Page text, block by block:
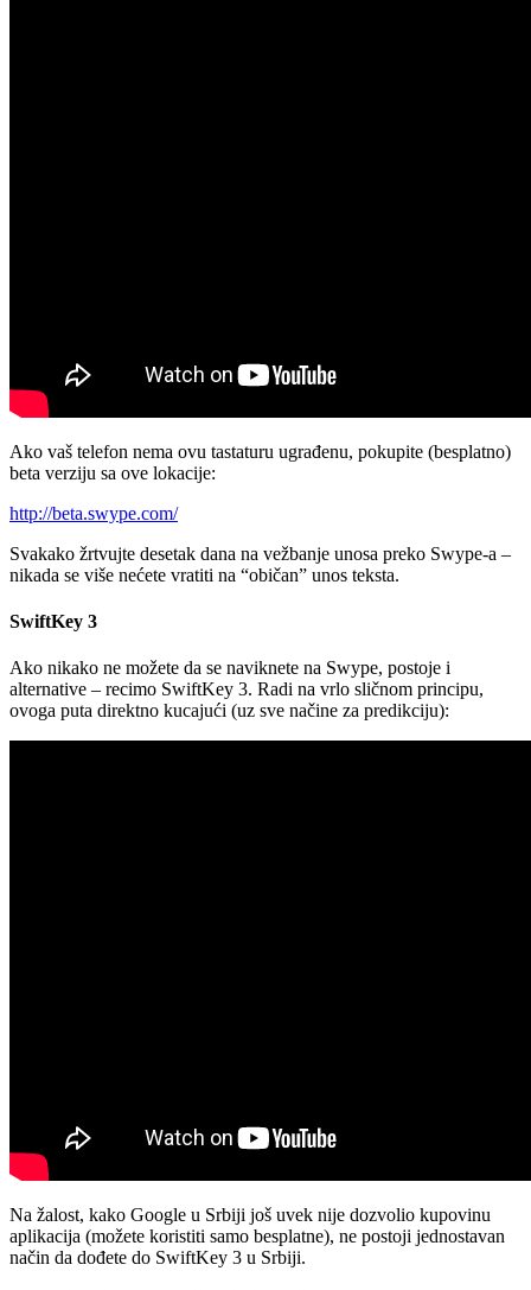
Ako vaš telefon nema ovu tastaturu ugrađenu, pokupite (besplatno)
beta verziju sa ove lokacije:
http://beta.swype.com/
Svakako žrtvujte desetak dana na vežbanje unosa preko Swype-a –
nikada se više nećete vratiti na “običan” unos teksta.
SwiftKey 3
Ako nikako ne možete da se naviknete na Swype, postoje i
alternative – recimo SwiftKey 3. Radi na vrlo sličnom principu,
ovoga puta direktno kucajući (uz sve načine za predikciju):
Na žalost, kako Google u Srbiji još uvek nije dozvolio kupovinu
aplikacija (možete koristiti samo besplatne), ne postoji jednostavan
način da dođete do SwiftKey 3 u Srbiji.